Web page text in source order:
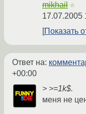
mikhail ☆
17.07.2005
Показать
Ответ на:
+00:00
> >=1k$.
меня не